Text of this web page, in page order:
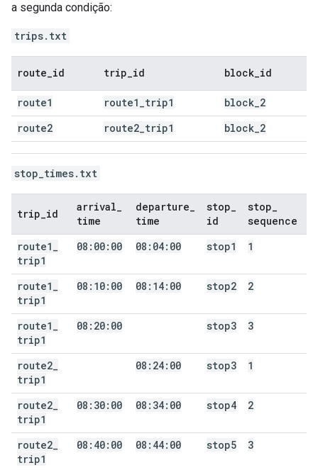
a segunda condição:
trips.txt
route id trip id block id
route1 route1 trip1 block 2
route2
route2 trip1 block 2
stop_times.txt
trip id
arrival
time
departure
time
stop
id
stop
sequence
route1
trip1
08:00:00 08:04:00 stop1 1
route1
trip1
08:10:00 08:14:00 stop2 2
route1
trip1
08:20:00 stop3 3
route2
trip1
08:24:00 stop3 1
route2
trip1
08:30:00 08:34:00 stop4 2
route2
trip1
08:40:00 08:44:00 stop5 3